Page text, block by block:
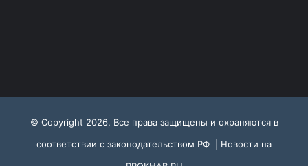
© Copyright 2026, Все права защищены и охраняются в
соответствии с законодательством РФ | Новости на